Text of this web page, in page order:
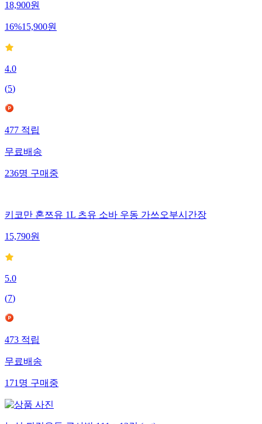
18,900원
16%15,900원
4.0
(5)
477적립
무료배송
236명구매중
키코만 혼쯔유 1L 츠유 소바 우동 가쓰오부시간장
15,790원
5.0
(7)
473적립
무료배송
171명구매중